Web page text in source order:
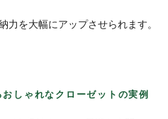
力を大幅にアップさせられます。
しゃれなクローゼットの実例